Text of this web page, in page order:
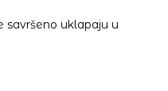
savršeno uklapaju u